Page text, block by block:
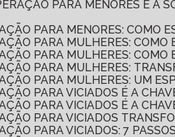
PARA MENORES:
PARA MULHERES:
PARA MULHERES:
PARA MULHERES:
PARA MULHERES: UM
PARA VICIADOS É A
PARA VICIADOS É A
PARA VICIADOS
PARA VICIADOS: 7